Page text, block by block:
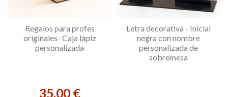
Regalos para profes
originales- Caja lápiz
personalizada
35,00 €
Letra decorativa - Inicial
negra con nombre
personalizada de
sobremesa